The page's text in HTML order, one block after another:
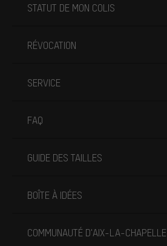
STATUT DE MON COLIS
RÉVOCATION
SERVICE
FAQ
GUIDE DES TAILLES
BOÎTE À IDÉES
COMMUNAUTÉ D'AIX-LA-CHAPELLE